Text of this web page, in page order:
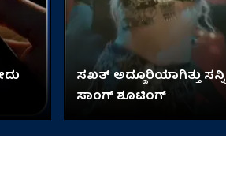
ಸಖತ್ ಅದ್ದೂರಿಯಾಗಿತ್ತು ಸನ್ನಿ
ಸಾಂಗ್ ಶೂಟಿಂಗ್